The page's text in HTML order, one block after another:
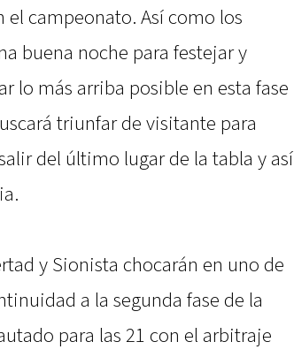
campeonato. Así como los
buena noche para festejar y
lo más arriba posible en esta fase
triunfar de visitante para
del último lugar de la tabla y así
y Sionista chocarán en uno de
a la segunda fase de la
para las 21 con el arbitraje